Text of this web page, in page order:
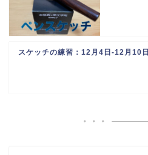
スケッチの練習：12月4日-12月10日